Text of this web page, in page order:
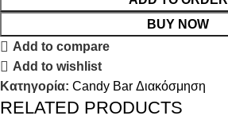
BUY NOW
Add to compare
Add to wishlist
Κατηγορία: Candy Bar Διακόσμηση
RELATED PRODUCTS